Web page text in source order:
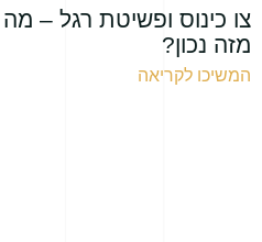
צו כינוס ופשיטת רגל – מה
מזה נכון?
המשיכו לקריאה